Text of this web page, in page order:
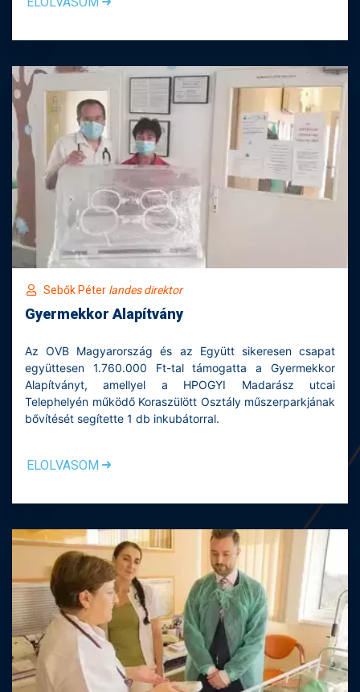
Sebők Péter landes direktor
Gyermekkor Alapítvány
Az OVB Magyarország és az Együtt sikeresen csapat
együttesen 1.760.000 Ft-tal támogatta a Gyermekkor
Alapítványt, amellyel a HPOGYI Madarász utcai
Telephelyén működő Koraszülött Osztály műszerparkjának
bővítését segítette 1 db inkubátorral.
ELOLVASOM